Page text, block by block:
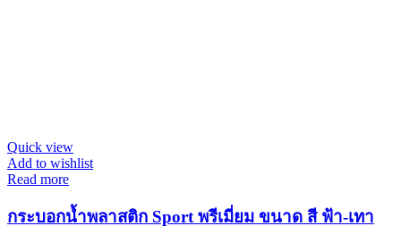
Quick view
Add to wishlist
Read more
กระบอกน้ำพลาสติก Sport พรีเมี่ยม ขนาด สี ฟ้า-เทา